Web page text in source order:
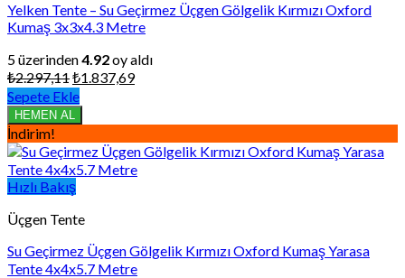
Yelken Tente – Su Geçirmez Üçgen Gölgelik Kırmızı Oxford
Kumaş 3x3x4.3 Metre
5 üzerinden4.92oy aldı
₺2.297,11Orijinal
fiyat:
₺2.297,11.
₺1.837,69Şu
₺1.837,69.
Sepete Ekle
HEMEN AL
İndirim!
Hızlı Bakış
Üçgen Tente
Su Geçirmez Üçgen Gölgelik Kırmızı Oxford Kumaş Yarasa
Tente 4x4x5.7 Metre